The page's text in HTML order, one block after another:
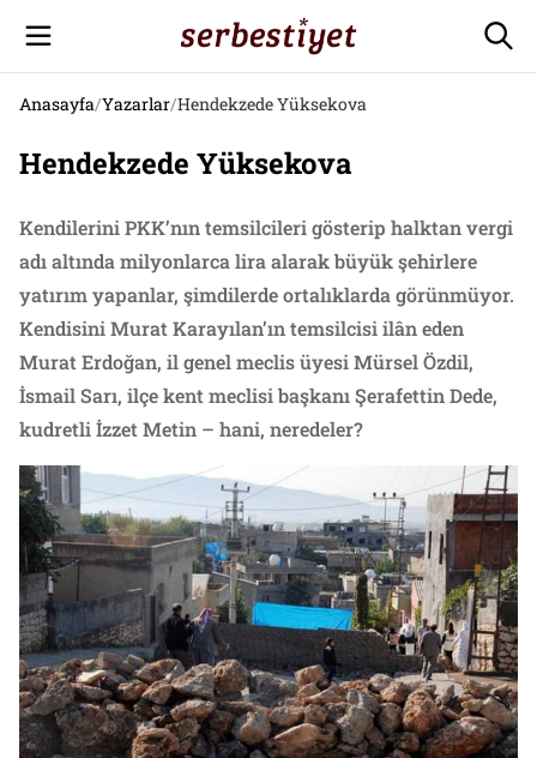
Anasayfa/Yazarlar/Hendekzede Yüksekova
Hendekzede Yüksekova
Kendilerini PKK’nın temsilcileri gösterip halktan vergi
adı altında milyonlarca lira alarak büyük şehirlere
yatırım yapanlar, şimdilerde ortalıklarda görünmüyor.
Kendisini Murat Karayılan’ın temsilcisi ilân eden
Murat Erdoğan, il genel meclis üyesi Mürsel Özdil,
İsmail Sarı, ilçe kent meclisi başkanı Şerafettin Dede,
kudretli İzzet Metin – hani, neredeler?